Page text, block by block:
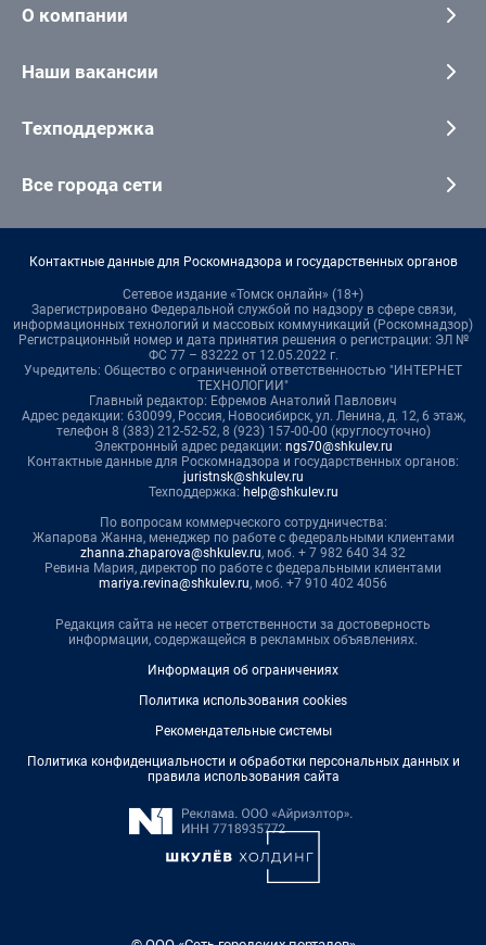
О компании
Наши вакансии
Техподдержка
Все города сети
Контактные данные для Роскомнадзора и государственных органов
Сетевое издание «Томск онлайн» (18+)
Зарегистрировано Федеральной службой по надзору в сфере связи,
информационных технологий и массовых коммуникаций (Роскомнадзор)
Регистрационный номер и дата принятия решения о регистрации: ЭЛ №
ФС 77 – 83222 от 12.05.2022 г.
Учредитель: Общество с ограниченной ответственностью "ИНТЕРНЕТ
ТЕХНОЛОГИИ"
Главный редактор: Ефремов Анатолий Павлович
Адрес редакции: 630099, Россия, Новосибирск, ул. Ленина, д. 12, 6 этаж,
телефон 8 (383) 212-52-52, 8 (923) 157-00-00 (круглосуточно)
Электронный адрес редакции: ngs70@shkulev.ru
Контактные данные для Роскомнадзора и государственных органов:
juristnsk@shkulev.ru
Техподдержка: help@shkulev.ru
По вопросам коммерческого сотрудничества:
Жапарова Жанна, менеджер по работе с федеральными клиентами
zhanna.zhaparova@shkulev.ru, моб. + 7 982 640 34 32
Ревина Мария, директор по работе с федеральными клиентами
mariya.revina@shkulev.ru, моб. +7 910 402 4056
Редакция сайта не несет ответственности за достоверность
информации, содержащейся в рекламных объявлениях.
Информация об ограничениях
Политика использования cookies
Рекомендательные системы
Политика конфиденциальности и обработки персональных данных и
правила использования сайта